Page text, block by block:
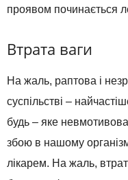
проявом починається
Втрата ваги
На жаль, раптова і
суспільстві –
будь – яке
збою в нашому
лікарем. На жаль,